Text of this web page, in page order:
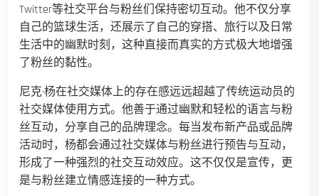
Twitter等社交平台与粉丝们保持密切互动。他不仅分享
自己的篮球生活，还展示了自己的穿搭、旅行以及日常
生活中的幽默时刻，这种直接而真实的方式极大地增强
了粉丝的黏性。
尼克·杨在社交媒体上的存在感远远超越了传统运动员的
社交媒体使用方式。他善于通过幽默和轻松的语言与粉
丝互动，分享自己的品牌理念。每当发布新产品或品牌
活动时，杨都会通过社交媒体与粉丝进行预告与互动，
形成了一种强烈的社交互动效应。这不仅仅是宣传，更
是与粉丝建立情感连接的一种方式。